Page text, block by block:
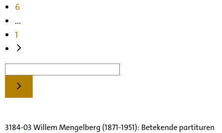
6
...
1
3184-03 Willem Mengelberg (1871-1951): Betekende partituren